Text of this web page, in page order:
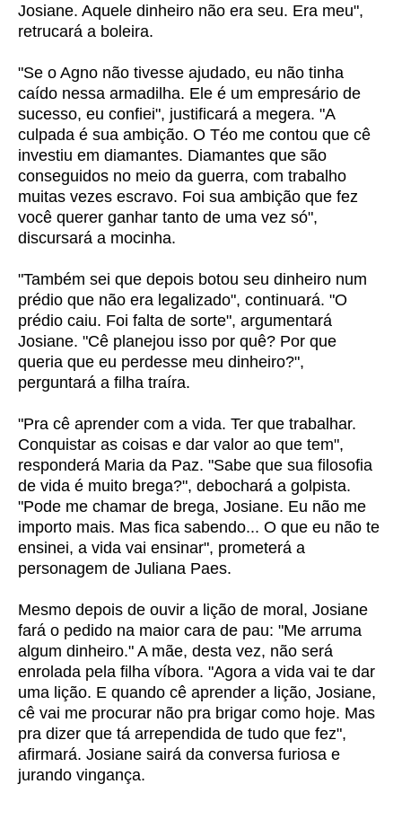
Josiane. Aquele dinheiro não era seu. Era meu",
retrucará a boleira.
"Se o Agno não tivesse ajudado, eu não tinha
caído nessa armadilha. Ele é um empresário de
sucesso, eu confiei", justificará a megera. "A
culpada é sua ambição. O Téo me contou que cê
investiu em diamantes. Diamantes que são
conseguidos no meio da guerra, com trabalho
muitas vezes escravo. Foi sua ambição que fez
você querer ganhar tanto de uma vez só",
discursará a mocinha.
"Também sei que depois botou seu dinheiro num
prédio que não era legalizado", continuará. "O
prédio caiu. Foi falta de sorte", argumentará
Josiane. "Cê planejou isso por quê? Por que
queria que eu perdesse meu dinheiro?",
perguntará a filha traíra.
"Pra cê aprender com a vida. Ter que trabalhar.
Conquistar as coisas e dar valor ao que tem",
responderá Maria da Paz. "Sabe que sua filosofia
de vida é muito brega?", debochará a golpista.
"Pode me chamar de brega, Josiane. Eu não me
importo mais. Mas fica sabendo... O que eu não te
ensinei, a vida vai ensinar", prometerá a
personagem de Juliana Paes.
Mesmo depois de ouvir a lição de moral, Josiane
fará o pedido na maior cara de pau: "Me arruma
algum dinheiro." A mãe, desta vez, não será
enrolada pela filha víbora. "Agora a vida vai te dar
uma lição. E quando cê aprender a lição, Josiane,
cê vai me procurar não pra brigar como hoje. Mas
pra dizer que tá arrependida de tudo que fez",
afirmará. Josiane sairá da conversa furiosa e
jurando vingança.